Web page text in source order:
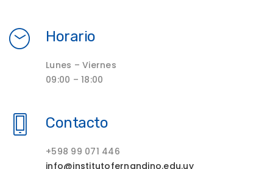
Horario
Lunes – Viernes
09:00 – 18:00
Contacto
+598 99 071 446
info@institutofernandino.edu.uy